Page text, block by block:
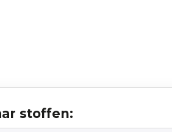
stoffen: